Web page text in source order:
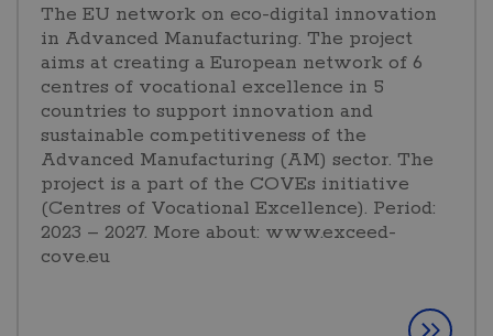
The EU network on eco-digital innovation
in Advanced Manufacturing. The project
aims at creating a European network of 6
centres of vocational excellence in 5
countries to support innovation and
sustainable competitiveness of the
Advanced Manufacturing (AM) sector. The
project is a part of the COVEs initiative
(Centres of Vocational Excellence). Period:
2023 – 2027. More about: www.exceed-
cove.eu